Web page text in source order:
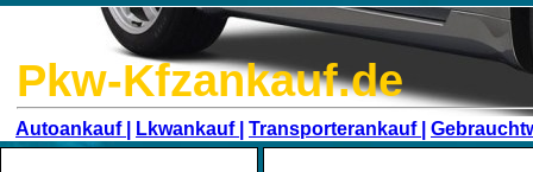
Pkw-Kfzankauf.de
Autoankauf | Lkwankauf | Transporterankauf |